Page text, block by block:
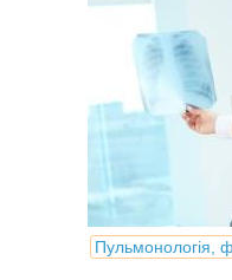
Пульмонологія,